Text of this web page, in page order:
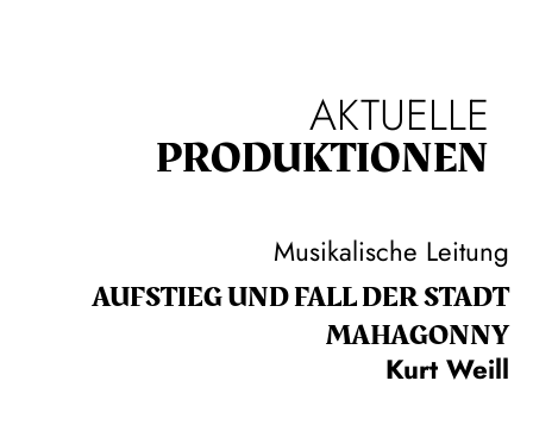
AKTUELLE
PRODUKTIONEN
Musikalische Leitung
AUFSTIEG UND FALL DER STADT
MAHAGONNY
Kurt Weill